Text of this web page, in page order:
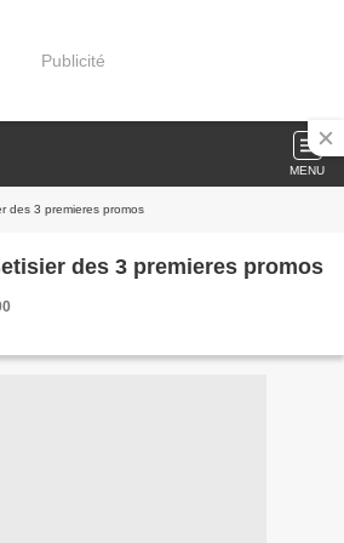
Publicité
MENU
des 3 premieres promos
des 3 premieres promos